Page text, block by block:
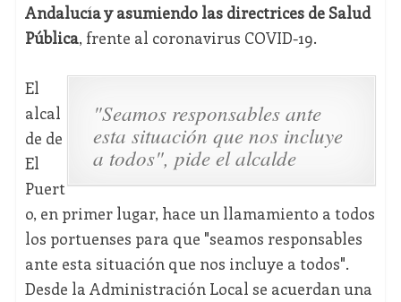
Andalucía y asumiendo las directrices de Salud
Pública, frente al coronavirus COVID-19.
"Seamos responsables ante
esta situación que nos incluye
a todos", pide el alcalde
El
alcal
de de
El
Puert
o, en primer lugar, hace un llamamiento a todos
los portuenses para que "seamos responsables
ante esta situación que nos incluye a todos".
Desde la Administración Local se acuerdan una